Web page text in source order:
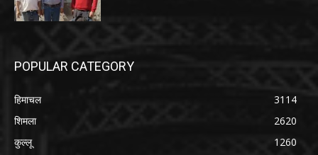
POPULAR CATEGORY
हिमाचल
3114
शिमला
2620
कुल्लू
1260